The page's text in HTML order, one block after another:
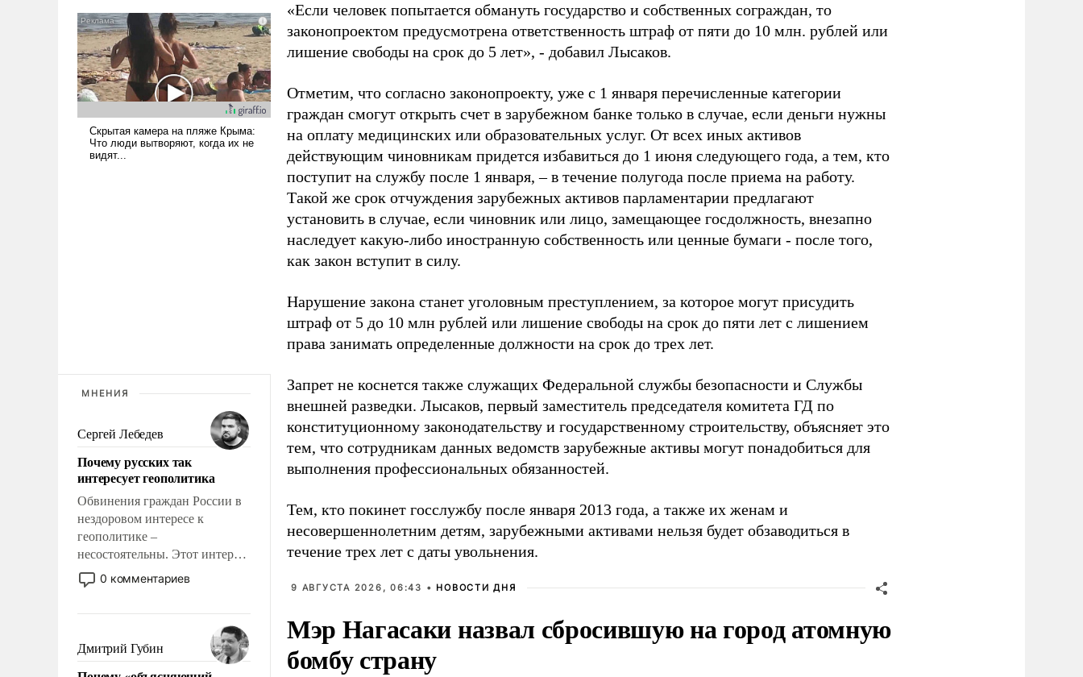
МНЕНИЯ
Сергей Лебедев
Почему русских так
интересует геополитика
Обвинения граждан России в
нездоровом интересе к
геополитике –
несостоятельны. Этот интерес
рационален и прагматичен. Он
обусловлен тысячелетним
фундаментальным знанием,
что мировая политика имеет
0 комментариев
Дмитрий Губин
«Если человек попытается обмануть государство и собственных сограждан, то
законопроектом предусмотрена ответственность штраф от пяти до 10 млн. рублей или
лишение свободы на срок до 5 лет», - добавил Лысаков.
Отметим, что согласно законопроекту, уже с 1 января перечисленные категории
граждан смогут открыть счет в зарубежном банке только в случае, если деньги нужны
на оплату медицинских или образовательных услуг. От всех иных активов
действующим чиновникам придется избавиться до 1 июня следующего года, а тем, кто
поступит на службу после 1 января, – в течение полугода после приема на работу.
Такой же срок отчуждения зарубежных активов парламентарии предлагают
установить в случае, если чиновник или лицо, замещающее госдолжность, внезапно
наследует какую-либо иностранную собственность или ценные бумаги - после того,
как закон вступит в силу.
Нарушение закона станет уголовным преступлением, за которое могут присудить
штраф от 5 до 10 млн рублей или лишение свободы на срок до пяти лет с лишением
права занимать определенные должности на срок до трех лет.
Запрет не коснется также служащих Федеральной службы безопасности и Службы
внешней разведки. Лысаков, первый заместитель председателя комитета ГД по
конституционному законодательству и государственному строительству, объясняет это
тем, что сотрудникам данных ведомств зарубежные активы могут понадобиться для
выполнения профессиональных обязанностей.
Тем, кто покинет госслужбу после января 2013 года, а также их женам и
несовершеннолетним детям, зарубежными активами нельзя будет обзаводиться в
течение трех лет с даты увольнения.
9 АВГУСТА 2026, 06:43 • НОВОСТИ ДНЯ
Мэр Нагасаки назвал сбросившую на город атомную
бомбу страну